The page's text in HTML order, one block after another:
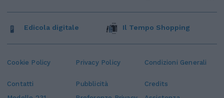
Cookie Policy Privacy Policy Condizioni Generali
Contatti Pubblicità
Credits
Edicola digitale Il Tempo Shopping